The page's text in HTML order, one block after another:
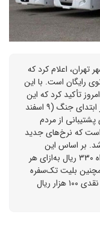
اعلام کرد که
رایگان است. با این
تأکید کرد که این
طرح فقط تا ۱۵ اردیبهشت ماه اجرا می‌شود. از ابتدای جنگ (۹ اسفند
پشتیبانی از مردم
است که نرخ‌های جدید
بر اساس این
نرخ‌ها، قیمت ورود به شبکه ۵۱۶۰ ریال به‌همراه ۳۳۰ ریال به‌ازای هر
همچنین بلیت تک‌سفره
داخل شهری به صورت شتابی ۷۳ هزار ریال و نقدی ۱۰۰ هزار ریال